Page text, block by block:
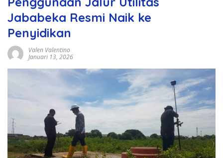
Jababeka Resmi Naik ke
Penyidikan
Valen Valentino
Januari 13, 2026